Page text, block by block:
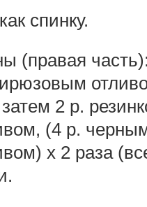
спинку.
(правая
2 р.
(4 р.
х 2 раза